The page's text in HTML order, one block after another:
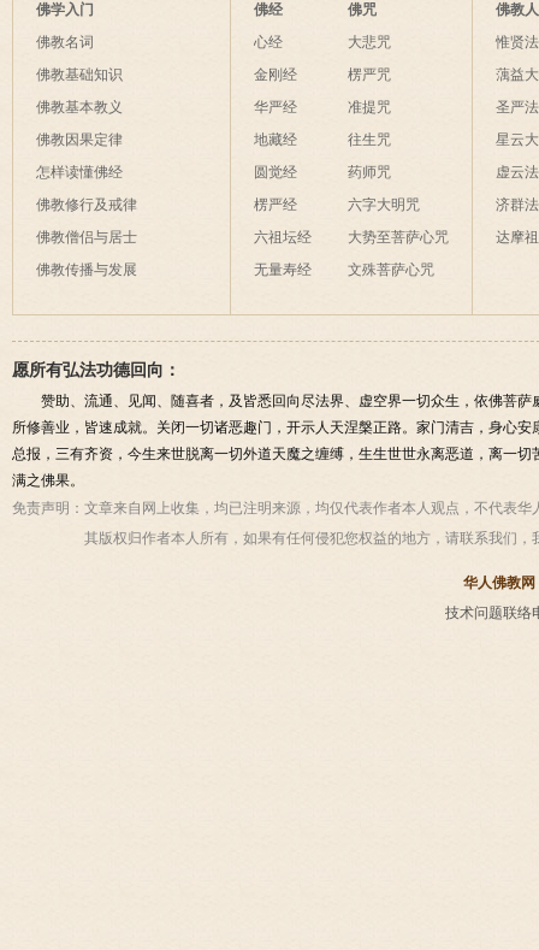
佛学入门
佛教名词
佛教基础知识
佛教基本教义
佛教因果定律
怎样读懂佛经
佛教修行及戒律
佛教僧侣与居士
佛教传播与发展
佛经
心经
金刚经
华严经
地藏经
圆觉经
楞严经
六祖坛经
无量寿经
佛咒
大悲咒
楞严咒
准提咒
往生咒
药师咒
六字大明咒
大势至菩萨心咒
文殊菩萨心咒
佛教
惟贤
蕅益
圣严
星云
虚云
济群
达摩
愿所有弘法功德回向：
赞助、流通、见闻、随喜者，及皆悉回向尽法界、虚空界一切众生，依佛菩
所修善业，皆速成就。关闭一切诸恶趣门，开示人天涅槃正路。家门清吉，身心
总报，三有齐资，今生来世脱离一切外道天魔之缠缚，生生世世永离恶道，离一
满之佛果。
免责声明： 文章来自网上收集，均已注明来源，均仅代表作者本人观点，不代表
其版权归作者本人所有，如果有任何侵犯您权益的地方，请联系我们，
华人佛教网
技术问题联络